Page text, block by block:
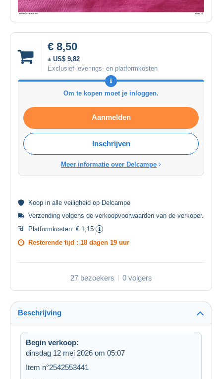
€ 8,50
± US$ 9,82
Exclusief leverings- en platformkosten
Om te kopen moet je inloggen.
Aanmelden
Inschrijven
Meer informatie over Delcampe
Koop in alle veiligheid op Delcampe
Verzending volgens de verkoopvoorwaarden van de verkoper.
Platformkosten: € 1,15
Resterende tijd : 18 dagen 19 uur
27 bezoekers 0 volgers
Beschrijving
Begin verkoop:
dinsdag 12 mei 2026 om 05:07
Item n°2542553441